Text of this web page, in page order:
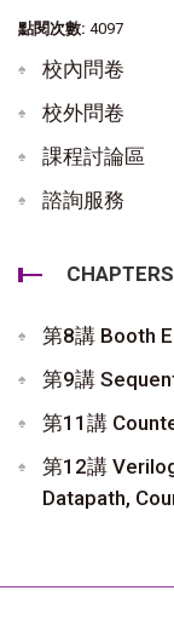
點閱次數: 4097
校內問卷
校外問卷
課程討論區
諮詢服務
CHAPTERS
第8講 Booth
第9講
第11講
第12講
Datapath,